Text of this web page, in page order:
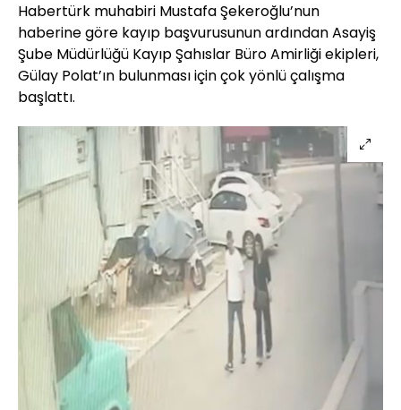
Habertürk muhabiri Mustafa Şekeroğlu’nun
haberine göre kayıp başvurusunun ardından Asayiş
Şube Müdürlüğü Kayıp Şahıslar Büro Amirliği ekipleri,
Gülay Polat’ın bulunması için çok yönlü çalışma
başlattı.